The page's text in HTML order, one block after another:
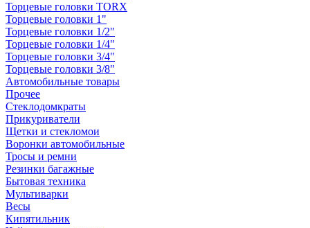
Торцевые головки TORX
Торцевые головки 1"
Торцевые головки 1/2"
Торцевые головки 1/4"
Торцевые головки 3/4"
Торцевые головки 3/8"
Автомобильные товары
Прочее
Стеклодомкраты
Прикуриватели
Щетки и стекломои
Воронки автомобильные
Тросы и ремни
Резинки багажные
Бытовая техника
Мультиварки
Весы
Кипятильник